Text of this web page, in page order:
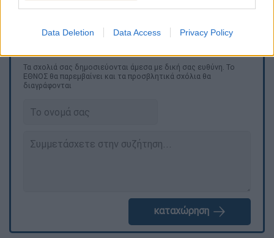
Data Deletion Data Access Privacy Policy
Τα σχολιά σας δημοσιεύονται άμεσα με δική σας ευθύνη. Το
ΕΘΝΟΣ θα παρεμβαίνει και τα προσβλητικά σχόλια θα
διαγράφονται
καταχώρηση